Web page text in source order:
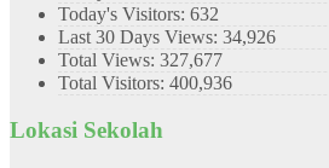
Today's Visitors: 632
Last 30 Days Views: 34,926
Total Views: 327,677
Total Visitors: 400,936
Lokasi Sekolah